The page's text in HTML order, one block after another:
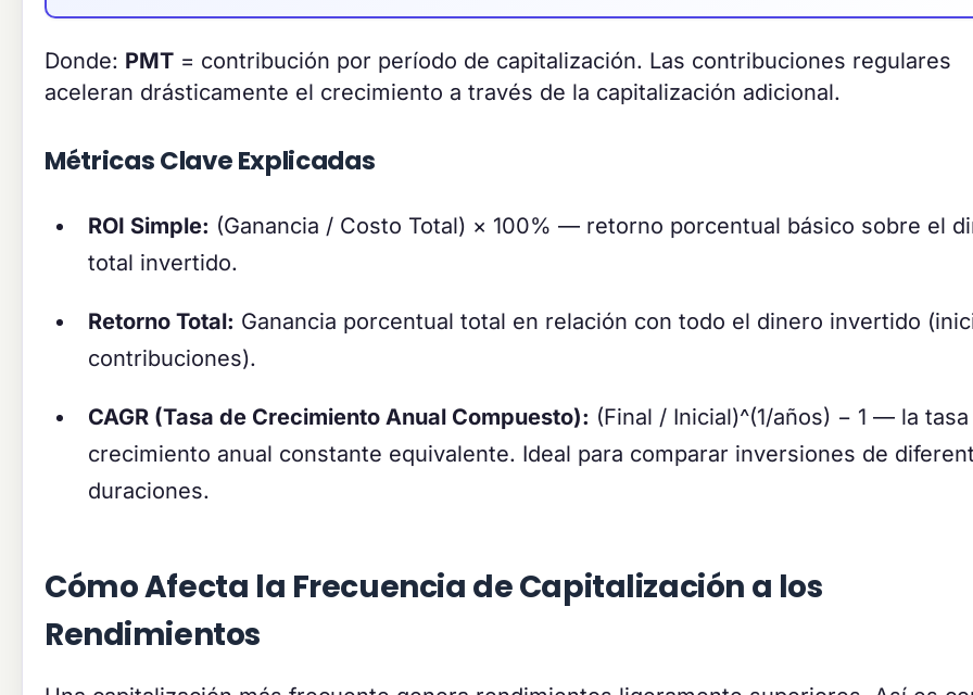
Donde: PMT = contribución por período de capitalización. Las contribuciones regulares
aceleran drásticamente el crecimiento a través de la capitalización adicional.
Métricas Clave Explicadas
ROI Simple: (Ganancia / Costo Total) × 100% — retorno porcentual básico sobre el
total invertido.
Retorno Total: Ganancia porcentual total en relación con todo el dinero invertido
contribuciones).
CAGR (Tasa de Crecimiento Anual Compuesto): (Final / Inicial)^(1/años) − 1 — la
crecimiento anual constante equivalente. Ideal para comparar inversiones de
duraciones.
Cómo Afecta la Frecuencia de Capitalización a los
Rendimientos